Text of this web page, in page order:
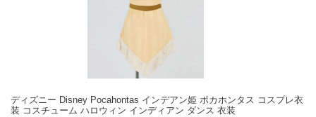
ディズニー Disney Pocahontas インデアン姫 ポカホンタス コスプレ衣
装 コスチューム ハロウィン インディアン ダンス 衣装